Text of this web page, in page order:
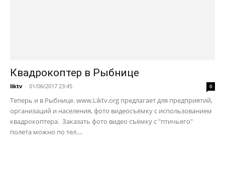
Квадрокоптер в Рыбнице
liktv - 01/06/2017 23:45 0
Теперь и в Рыбнице. www.Liktv.org предлагает для предприятий,
организаций и населения, фото видеосъёмку с использованием
квадрокоптера. Заказать фото видео съёмку с "птичьего"
полета можно по тел....